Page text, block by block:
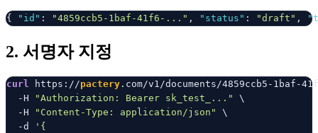
{ "id" : "4859ccb5-1baf-41f6-..." , "status" : "draft" ,
2. 서명자 지정
curl https://pactery .com/v1/documents/4859ccb5-
  -H
"Authorization: Bearer sk_test_..."
\
  -H
"Content-Type: application/json"
\
  -d
'{